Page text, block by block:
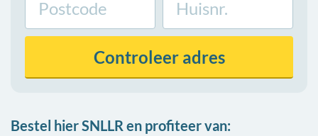
Controleeradres
Bestel hier SNLLR en profiteer van: